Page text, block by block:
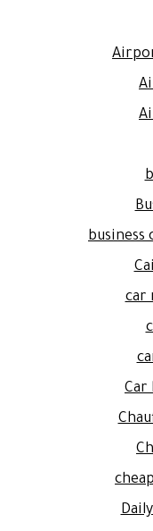
business
car
Car